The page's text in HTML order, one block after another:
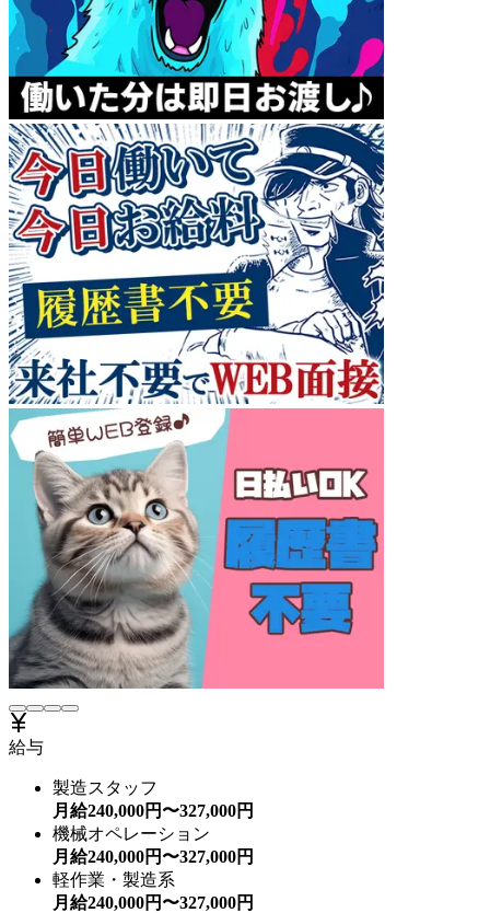
給与
製造スタッフ
月給240,000円〜327,000円
機械オペレーション
月給240,000円〜327,000円
軽作業・製造系
月給240,000円〜327,000円